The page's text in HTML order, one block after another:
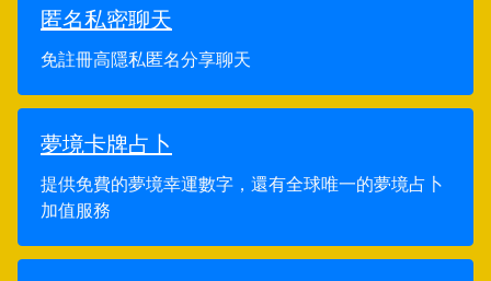
匿名私密聊天
免註冊高隱私匿名分享聊天
夢境卡牌占卜
提供免費的夢境幸運數字，還有全球唯一的夢境占卜
加值服務